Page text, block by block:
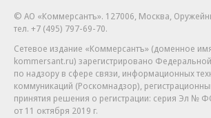
© АО «Коммерсантъ». 127006, Москва,
тел. +7 (495) 797-69-70.
Сетевое издание «Коммерсантъ» (доменное
kommersant.ru) зарегистрировано
по надзору в сфере связи, информационных
коммуникаций (Роскомнадзор),
принятия решения о регистрации: серия Эл №
от 11 октября 2019 г.